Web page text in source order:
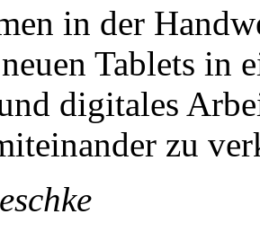
in der
Tablets in
digitales
zu